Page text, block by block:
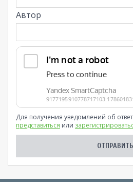
Автор
Для получения уведомлений об
представиться или